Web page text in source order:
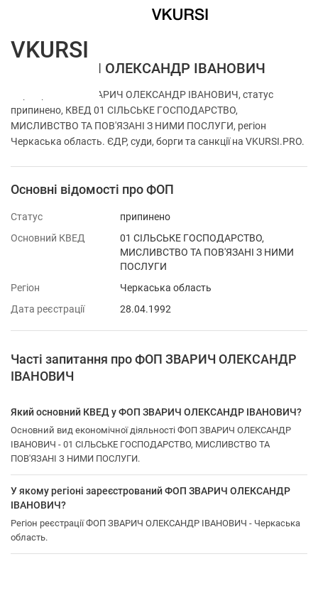
ФОП ЗВАРИЧ ОЛЕКСАНДР ІВАНОВИЧ
Перевірка ФОП ЗВАРИЧ ОЛЕКСАНДР ІВАНОВИЧ, статус
припинено, КВЕД 01 СІЛЬСЬКЕ ГОСПОДАРСТВО,
МИСЛИВСТВО ТА ПОВ'ЯЗАНІ З НИМИ ПОСЛУГИ, регіон
Черкаська область. ЄДР, суди, борги та санкції на VKURSI.PRO.
Основні відомості про ФОП
Статус
припинено
Основний КВЕД
01 СІЛЬСЬКЕ ГОСПОДАРСТВО,
МИСЛИВСТВО ТА ПОВ'ЯЗАНІ З НИМИ
ПОСЛУГИ
Регіон
Черкаська область
Дата реєстрації
28.04.1992
Часті запитання про ФОП ЗВАРИЧ ОЛЕКСАНДР
ІВАНОВИЧ
Який основний КВЕД у ФОП ЗВАРИЧ ОЛЕКСАНДР ІВАНОВИЧ?
Основний вид економічної діяльності ФОП ЗВАРИЧ ОЛЕКСАНДР
ІВАНОВИЧ - 01 СІЛЬСЬКЕ ГОСПОДАРСТВО, МИСЛИВСТВО ТА
ПОВ'ЯЗАНІ З НИМИ ПОСЛУГИ.
У якому регіоні зареєстрований ФОП ЗВАРИЧ ОЛЕКСАНДР
ІВАНОВИЧ?
Регіон реєстрації ФОП ЗВАРИЧ ОЛЕКСАНДР ІВАНОВИЧ - Черкаська
область.
VKURSI